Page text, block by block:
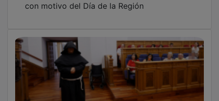
con motivo del Día de la Región